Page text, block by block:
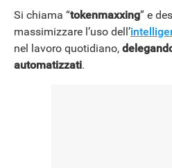
Si chiama “tokenmaxxing” e
massimizzare l’uso dell’
nel lavoro quotidiano,
automatizzati.